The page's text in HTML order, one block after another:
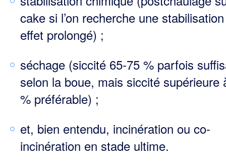
cake si l’on recherche une
effet prolongé) ;
séchage (siccité 65-75 % parfois
selon la boue, mais siccité supérieure
% préférable) ;
et, bien entendu, incinération ou co-
incinération en stade ultime.